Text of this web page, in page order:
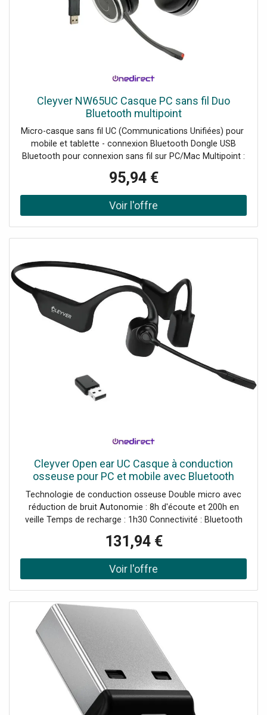
Cleyver NW65UC Casque PC sans fil Duo
Bluetooth multipoint
Micro-casque sans fil UC (Communications Unifiées) pour
mobile et tablette - connexion Bluetooth Dongle USB
Bluetooth pour connexion sans fil sur PC/Mac Multipoint :
pour un son optimal dans tous les environnements de
travail Serre-tête avec 2 larges écouteurs en simili cuir
confortables et isolants Portée sans fil jusqu’à 30
mètres du PC, tablette ou smartphone Compatible avec
95,94 €
Cleyver Open ear UC Casque à conduction
osseuse pour PC et mobile avec Bluetooth
Multipoint et dongle USB-A.
Technologie de conduction osseuse Double micro avec
réduction de bruit Autonomie : 8h d'écoute et 200h en
veille Temps de recharge : 1h30 Connectivité : Bluetooth
contre la poussière et les projections d'eau
131,94 €